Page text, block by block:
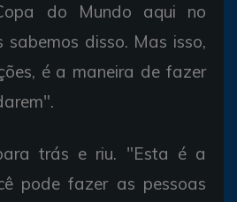
do Mundo aqui no
sabemos disso. Mas isso,
é a maneira de fazer
trás e riu. "Esta é a
pode fazer as pessoas